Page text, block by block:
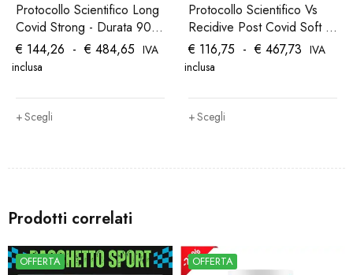
Protocollo Scientifico Long
Covid Strong - Durata 90
Giorni
€ 144,26 - € 484,65 IVA
inclusa
Scegli
Protocollo Scientifico Vs
Recidive Post Covid Soft -
Durata 90 Giorni
€ 116,75 - € 467,73 IVA
inclusa
Scegli
Prodotti correlati
OFFERTA OFFERTA